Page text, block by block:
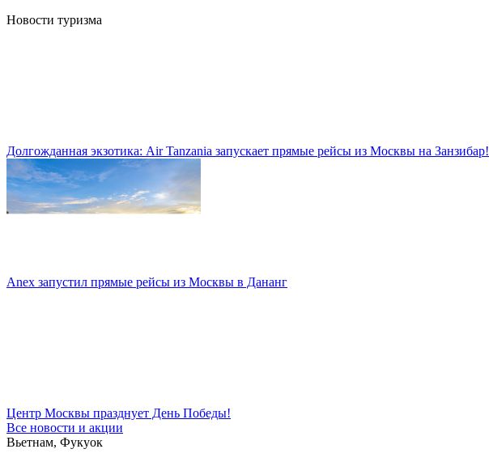
Новости туризма
Долгожданная экзотика: Air Tanzania запускает прямые рейсы из Москвы на Занзибар!
Anex запустил прямые рейсы из Москвы в Дананг
Центр Москвы празднует День Победы!
Все новости и акции
Вьетнам, Фукуок